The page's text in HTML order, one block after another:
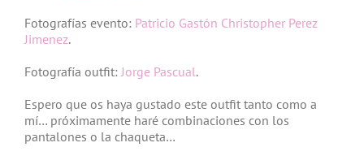
Fotografías evento: Patricio Gastón Christopher Perez
Jimenez.
Fotografía outfit:Jorge Pascual.
Espero que os haya gustado este outfit tanto como a
mí… próximamente haré combinaciones con los
pantalones o la chaqueta…